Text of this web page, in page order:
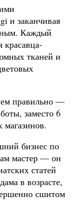
и заканчивая
Каждый
красавца-
тканей и
правильно —
заместо 6
бизнес по
мастер — он
статей
в возрасте,
сшитом